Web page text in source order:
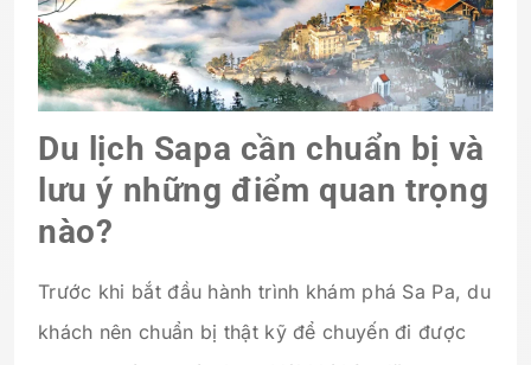
Du lịch Sapa cần chuẩn bị và
lưu ý những điểm quan trọng
nào?
Trước khi bắt đầu hành trình khám phá Sa Pa, du
khách nên chuẩn bị thật kỹ để chuyến đi được